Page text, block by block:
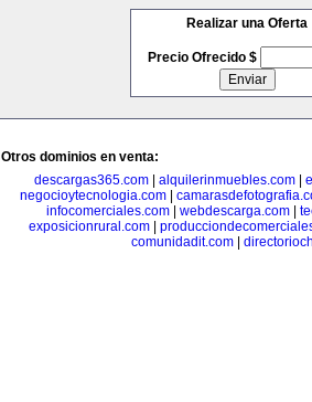
Realizar una Oferta
Precio Ofrecido $
Otros dominios en venta:
descargas365.com| alquilerinmuebles.com|
negocioytecnologia.com
infocomerciales.com| webdescarga.com|
exposicionrural.com
comunidadit.com|